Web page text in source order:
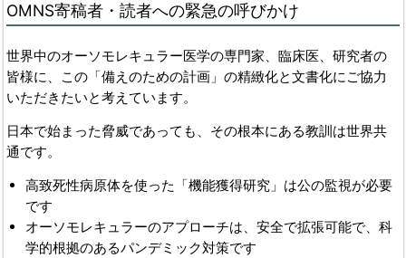
OMNS寄稿者・読者への緊急の呼びかけ
世界中のオーソモレキュラー医学の専門家、臨床医、研究者の
皆様に、この「備えのための計画」の精緻化と文書化にご協力
いただきたいと考えています。
日本で始まった脅威であっても、その根本にある教訓は世界共
通です。
高致死性病原体を使った「機能獲得研究」は公の監視が必要
です
オーソモレキュラーのアプローチは、安全で拡張可能で、科
学的根拠のあるパンデミック対策です